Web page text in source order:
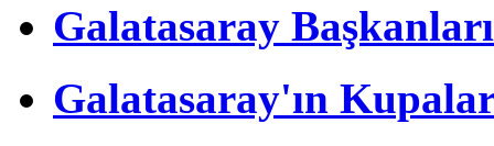
Galatasaray Başkanları
Galatasaray'ın